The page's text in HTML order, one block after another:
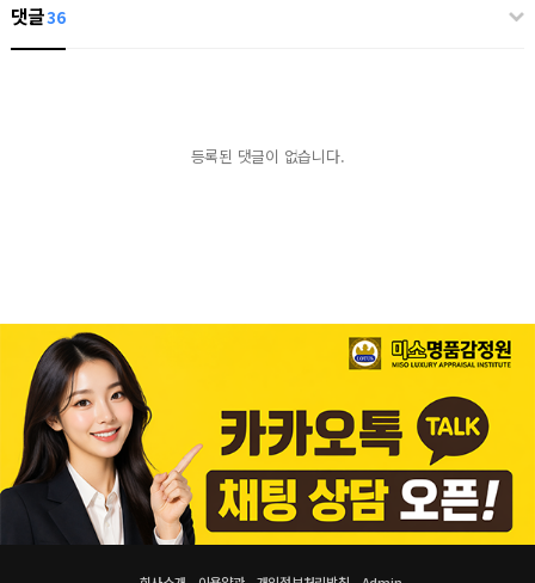
댓글36
등록된 댓글이 없습니다.